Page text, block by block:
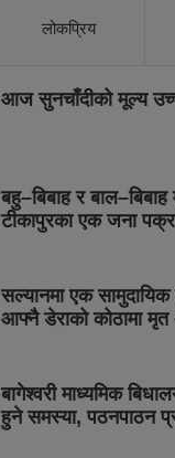
लोकप्रिय
आज सुनचाँदीको मूल्य
बहु–बिबाह र बाल–बिबाह
टीकापुरका एक जना
सल्यानमा एक सामुदायिक
आफ्नै डेराको कोठामा
बागेश्वरी माध्यमिक
हुने समस्या, पठनपाठन